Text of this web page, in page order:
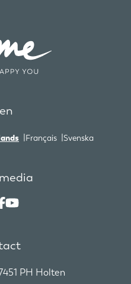
Français Svenska
PH Holten